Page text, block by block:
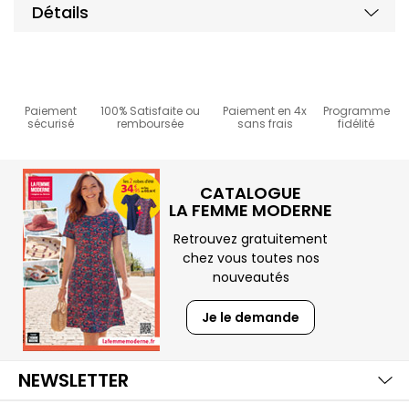
Détails
Paiement
sécurisé
100% Satisfaite ou
remboursée
Paiement en 4x
sans frais
Programme
fidélité
CATALOGUE
LA FEMME MODERNE
Retrouvez gratuitement
chez vous toutes nos
nouveautés
Je le demande
NEWSLETTER